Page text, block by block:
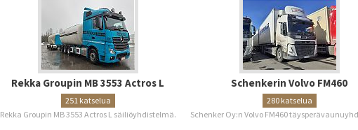
Rekka Groupin MB 3553 Actros L
251 katselua
Rekka Groupin MB 3553 Actros L säiliöyhdistelmä.
Schenkerin Volvo FM460
280 katselua
Schenker Oy:n Volvo FM460